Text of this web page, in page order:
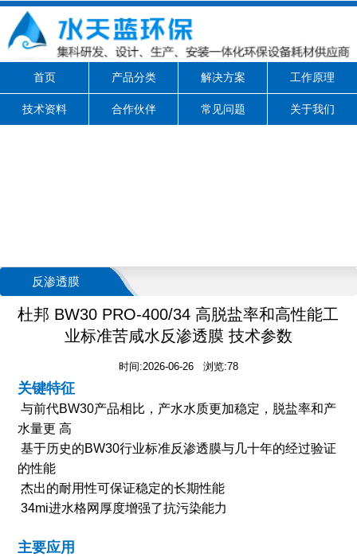
首页 产品分类 解决方案 工作原理
技术资料 合作伙伴 常见问题 关于我们
反渗透膜
杜邦 BW30 PRO-400/34 高脱盐率和高性能工
业标准苦咸水反渗透膜 技术参数
时间:2026-06-26 浏览:78
关键特征
与前代BW30产品相比，产水水质更加稳定，脱盐率和产
水量更 高
基于历史的BW30行业标准反渗透膜与几十年的经过验证
的性能
杰出的耐用性可保证稳定的长期性能
34mi进水格网厚度增强了抗污染能力
主要应用